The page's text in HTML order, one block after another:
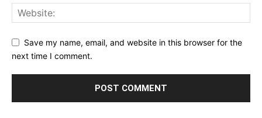
Save my name, email, and website in this browser for the
next time I comment.